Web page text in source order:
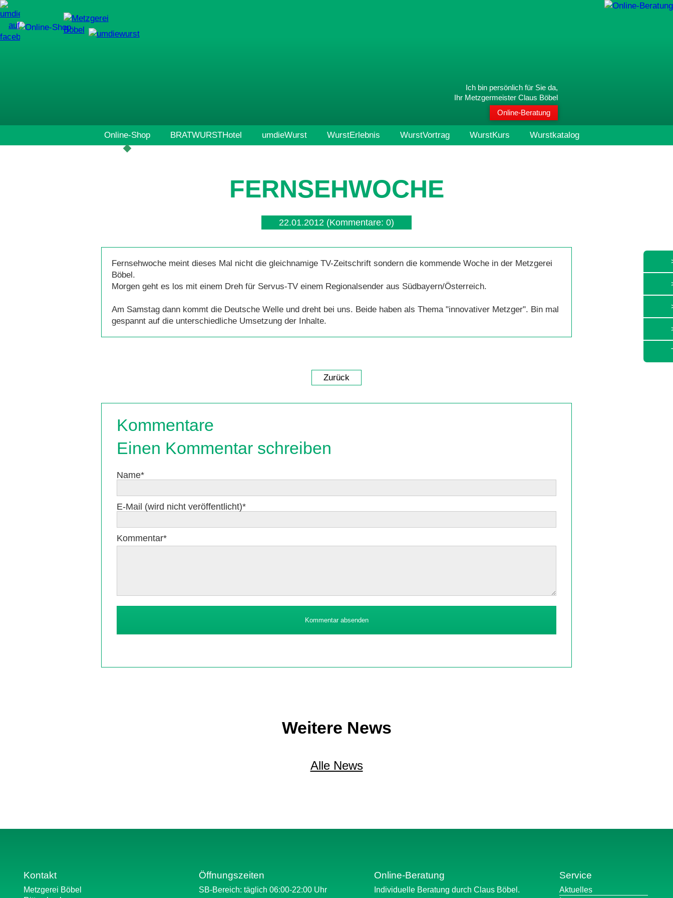
Ich bin persönlich für Sie da,
Ihr Metzgermeister Claus Böbel
Online-Beratung
Online-Shop BRATWURSTHotel umdieWurst WurstErlebnis WurstVortrag WurstKurs Wurstkatalog
FERNSEHWOCHE
22.01.2012 (Kommentare: 0)
Fernsehwoche meint dieses Mal nicht die gleichnamige TV-Zeitschrift sondern die kommende Woche in der Metzgerei
Böbel.
Morgen geht es los mit einem Dreh für Servus-TV einem Regionalsender aus Südbayern/Österreich.
Am Samstag dann kommt die Deutsche Welle und dreht bei uns. Beide haben als Thema "innovativer Metzger". Bin mal
gespannt auf die unterschiedliche Umsetzung der Inhalte.
Zurück
Kommentare
Einen Kommentar schreiben
Pflichtfeld
Name*
Pflichtfeld
E-Mail (wird nicht veröffentlicht)*
Pflichtfeld
Kommentar*
Kommentar absenden
Weitere News
Alle News
Kontakt
Metzgerei Böbel
Öffnungszeiten
SB-Bereich: täglich 06:00-22:00 Uhr
Online-Beratung
Individuelle Beratung durch Claus Böbel.
Service
Navigation
Aktuelles